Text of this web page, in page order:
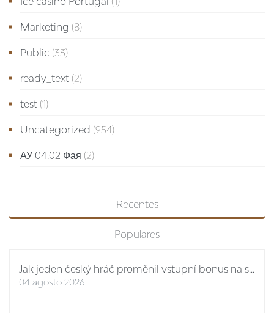
Marketing (8)
Public (33)
ready_text (2)
test (1)
Uncategorized (954)
АУ 04.02 Фая (2)
Recentes
Populares
Jak jeden český hráč proměnil vstupní bonus na stovky eur: případová studie Spinboss casino
04 agosto 2026